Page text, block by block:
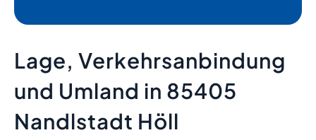
Lage, Verkehrsanbindung
und Umland in 85405
Nandlstadt Höll